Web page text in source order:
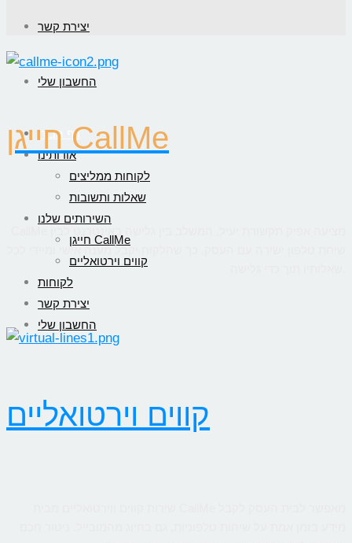
יצירת קשר
החשבון שלי
דף הבית
אודותינו
לקוחות ממליצים
שאלות ותשובות
השירותים שלנו
חייגן CallMe
קווים וירטואליים
לקוחות
יצירת קשר
החשבון שלי
חייגן CallMe
שיחת טלפון ישירה עם העסק, כך שהלקוח יקבל מענה אישי ומיידי לכל
קווים וירטואליים